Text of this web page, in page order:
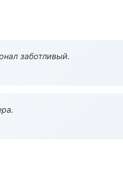
заботливый.